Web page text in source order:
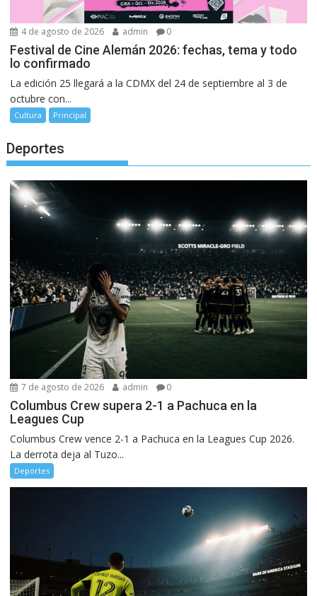
4 de agosto de 2026 admin 0
Festival de Cine Alemán 2026: fechas, tema y todo
lo confirmado
La edición 25 llegará a la CDMX del 24 de septiembre al 3 de
octubre con...
Cultura Principal
Deportes
7 de agosto de 2026 admin 0
Columbus Crew supera 2-1 a Pachuca en la
Leagues Cup
Columbus Crew vence 2-1 a Pachuca en la Leagues Cup 2026.
La derrota deja al Tuzo...
Deportes